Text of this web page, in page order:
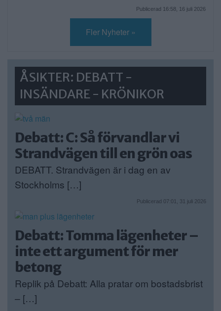
Publicerad 16:58, 16 juli 2026
Fler Nyheter »
ÅSIKTER: DEBATT -
INSÄNDARE - KRÖNIKOR
Debatt: C: Så förvandlar vi
Strandvägen till en grön oas
DEBATT. Strandvägen är i dag en av
Stockholms […]
Publicerad 07:01, 31 juli 2026
Debatt: Tomma lägenheter –
inte ett argument för mer
betong
Replik på Debatt: Alla pratar om bostadsbrist
– […]